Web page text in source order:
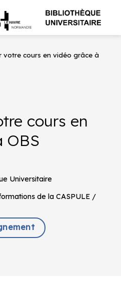
votre cours en vidéo grâce à
cours en
OBS
Universitaire
de la CASPULE /